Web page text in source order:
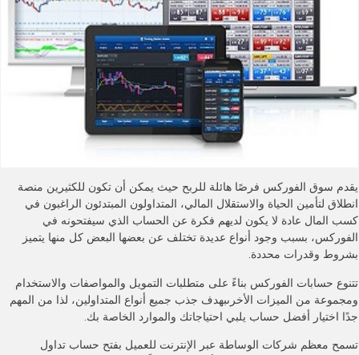
يقدم سوق الفوركس فرصًا هائلة للربح حيث يمكن أن تكون للكثيرين منصة
انطلاق لتأمين الحياة والاستقلال المالي، المتداولون المبتدئون الراغبون في
كسب المال عادة لا يكون لديهم فكرة عن الحساب الذي سيفتحونه في
الفوركس، بسبب وجود أنواع عديدة تختلف عن بعضها البعض كل منها يتميز
بشروط وقدرات محددة.
تتنوع حسابات الفوركس بناءً على متطلبات التمويل والمواصفات والاستخدام
ومجموعة من الميزات الأخرىبهدف جذب جميع أنواع المتداولين، لذا من المهم
جدًا اختيار أفضل حساب يلبي احتياجاتك والموارد الخاصة بك.
تسمح معظم شركات الوساطة عبر الإنترنت للعميل بفتح حساب تداول